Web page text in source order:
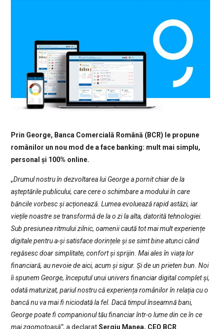
Prin George, Banca Comercială Română (BCR) le propune
românilor un nou mod de a face banking: mult mai simplu,
personal și 100% online.
„Drumul nostru în dezvoltarea lui George a pornit chiar de la
așteptările publicului, care cere o schimbare a modului în care
băncile vorbesc și acționează. Lumea evoluează rapid astăzi, iar
viețile noastre se transformă de la o zi la alta, datorită tehnologiei.
Sub presiunea ritmului zilnic, oamenii caută tot mai mult experiențe
digitale pentru a-și satisface dorințele și se simt bine atunci când
regăsesc doar simplitate, confort și sprijin. Mai ales în viața lor
financiară, au nevoie de aici, acum și sigur. Și de un prieten bun. Noi
îi spunem George, începutul unui univers financiar digital complet și,
odată maturizat, pariul nostru că experiența românilor în relația cu o
bancă nu va mai fi niciodată la fel. Dacă timpul înseamnă bani,
George poate fi companionul tău financiar într-o lume din ce în ce
mai zgomotoasă”, a declaratSergiu Manea, CEO BCR